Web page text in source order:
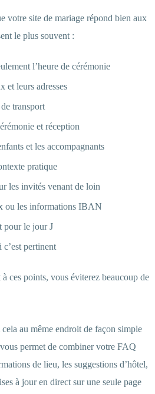
votre site de mariage répond bien aux
le plus souvent :
l’heure de cérémonie
et leurs adresses
transport
et réception
et les accompagnants
pratique
les invités venant de loin
ou les informations IBAN
pour le jour J
c’est pertinent
ces points, vous éviterez beaucoup de
au même endroit de façon simple
permet de combiner votre FAQ
de lieu, les suggestions d’hôtel,
à jour en direct sur une seule page